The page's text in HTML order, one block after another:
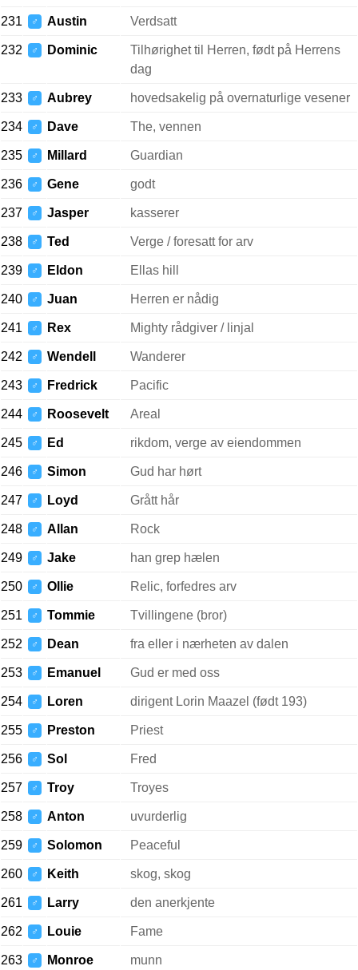
231 ♂ Austin Verdsatt
232 ♂ Dominic
Tilhørighet til Herren, født på Herrens
dag
233 ♂ Aubrey hovedsakelig på overnaturlige vesener
234 ♂ Dave The, vennen
235 ♂ Millard Guardian
236 ♂ Gene godt
237 ♂ Jasper kasserer
238 ♂ Ted Verge / foresatt for arv
239 ♂ Eldon Ellas hill
240 ♂ Juan Herren er nådig
241 ♂ Rex Mighty rådgiver / linjal
242 ♂ Wendell Wanderer
243 ♂ Fredrick Pacific
244 ♂ Roosevelt Areal
245 ♂ Ed rikdom, verge av eiendommen
246 ♂ Simon Gud har hørt
247 ♂ Loyd Grått hår
248 ♂ Allan Rock
249 ♂ Jake han grep hælen
250 ♂ Ollie Relic, forfedres arv
251 ♂ Tommie Tvillingene (bror)
252 ♂ Dean fra eller i nærheten av dalen
253 ♂ Emanuel Gud er med oss
254 ♂ Loren dirigent Lorin Maazel (født 193)
255 ♂ Preston Priest
256 ♂ Sol Fred
257 ♂ Troy Troyes
258 ♂ Anton uvurderlig
259 ♂ Solomon Peaceful
260 ♂ Keith skog, skog
261 ♂ Larry den anerkjente
262 ♂ Louie Fame
263 ♂ Monroe munn